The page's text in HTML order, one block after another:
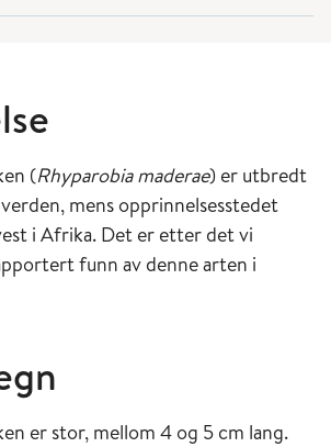
(Rhyparobia maderae) er utbredt
mens opprinnelsesstedet
i Afrika. Det er etter det vi
funn av denne arten i
er stor, mellom 4 og 5 cm lang.